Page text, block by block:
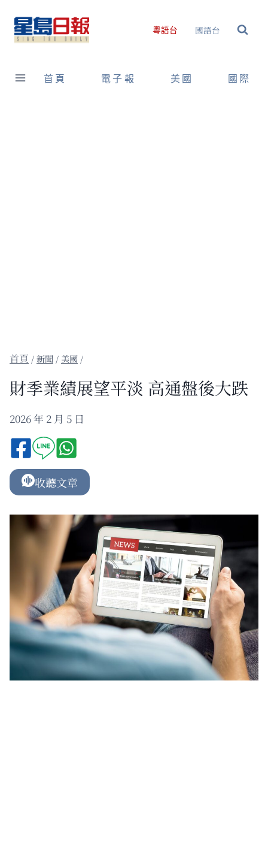
content
粵語台 國語台
首頁 電子報 美國 國際
/新聞 / 美國 /
財季業績展望平淡 高通盤後大跌
2026 年 2 月 5 日
收聽文章